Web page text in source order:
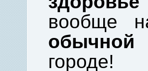
вообще
обычной
городе!